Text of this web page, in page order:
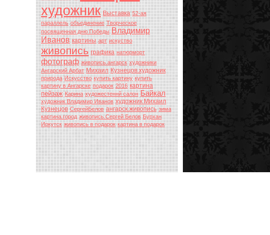
художник Выставка 52-ая
параллель объединение Творческое
посвященная дню Победы Владимир
Иванов картины арт искуство
живопись графика натюрморт
фотограф живопись.ангарск художники
Ангарский Арбат Михаил Кузнецов.художник
природа Искусство купить картину купить
картину в Ангарске подарок 2016 картина
пейзаж Карина художестеннй салон Байкал
художник Владимир Иванов художник Михаил
Кузнецов СергейБелов ангарск.живопись зима
картина.город живопись.Сергей Белов Бурхан
Иркутск живопись в подарок картина в подарок